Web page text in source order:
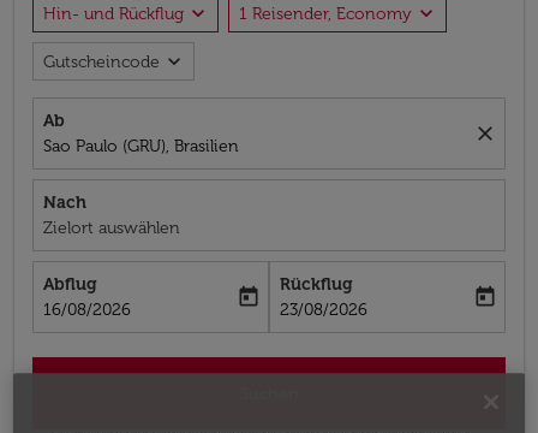
Hin- und Rückflug expand_more 1 Reisender, Economy expand_more
Gutscheincode expand_more
Ab
Sao Paulo (GRU), Brasilien
close
Nach
Zielort auswählen
Abflug
fc-booking-departure-date-aria-label
16/08/2026
today
Rückflug
fc-booking-return-date-aria-label
23/08/2026
today